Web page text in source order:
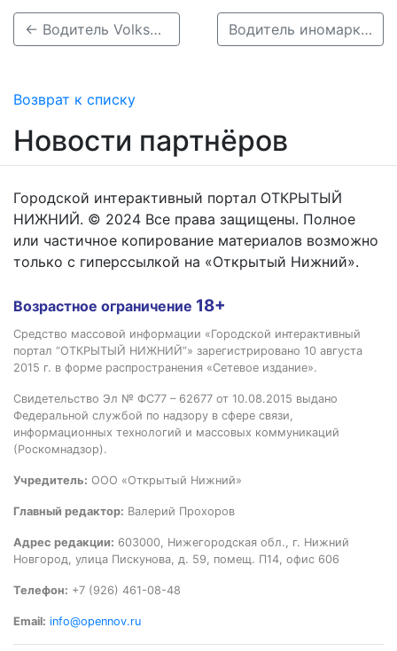
← Водитель Volkswagen насмерть сбил 17-летнего подростка в Нижегородской области Водитель иномарки насмерть сбил пешехода на «зебре» в Кстовском районе →
Возврат к списку
Новости партнёров
Городской интерактивный портал ОТКРЫТЫЙ
НИЖНИЙ. © 2024 Все права защищены. Полное
или частичное копирование материалов возможно
только с гиперссылкой на «Открытый Нижний».
Возрастное ограничение 18+
Средство массовой информации «Городской интерактивный
портал “ОТКРЫТЫЙ НИЖНИЙ”» зарегистрировано 10 августа
2015 г. в форме распространения «Сетевое издание».
Свидетельство Эл № ФС77 – 62677 от 10.08.2015 выдано
Федеральной службой по надзору в сфере связи,
информационных технологий и массовых коммуникаций
(Роскомнадзор).
Учредитель: ООО «Открытый Нижний»
Главный редактор: Валерий Прохоров
Адрес редакции: 603000, Нижегородская обл., г. Нижний
Новгород, улица Пискунова, д. 59, помещ. П14, офис 606
Телефон: +7 (926) 461-08-48
Email: info@opennov.ru